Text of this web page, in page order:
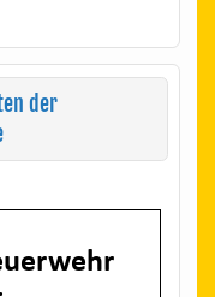
der